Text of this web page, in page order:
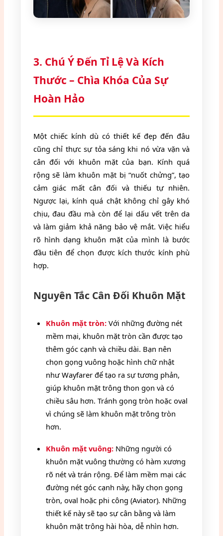
3. Chú Ý Đến Tỉ Lệ Và Kích
Thước – Chìa Khóa Của Sự
Hoàn Hảo
Một chiếc kính dù có thiết kế đẹp đến đâu
cũng chỉ thực sự tỏa sáng khi nó vừa vặn và
cân đối với khuôn mặt của bạn. Kính quá
rộng sẽ làm khuôn mặt bị “nuốt chửng”, tạo
cảm giác mất cân đối và thiếu tự nhiên.
Ngược lại, kính quá chật không chỉ gây khó
chịu, đau đầu mà còn để lại dấu vết trên da
và làm giảm khả năng bảo vệ mắt. Việc hiểu
rõ hình dạng khuôn mặt của mình là bước
đầu tiên để chọn được kích thước kính phù
hợp.
Nguyên Tắc Cân Đối Khuôn Mặt
Khuôn mặt tròn:Với những đường nét
mềm mại, khuôn mặt tròn cần được tạo
thêm góc cạnh và chiều dài. Bạn nên
chọn gọng vuông hoặc hình chữ nhật
như Wayfarer để tạo ra sự tương phản,
giúp khuôn mặt trông thon gọn và có
chiều sâu hơn. Tránh gọng tròn hoặc oval
vì chúng sẽ làm khuôn mặt trông tròn
hơn.
Khuôn mặt vuông:Những người có
khuôn mặt vuông thường có hàm xương
rõ nét và trán rộng. Để làm mềm mại các
đường nét góc cạnh này, hãy chọn gọng
tròn, oval hoặc phi công (Aviator). Những
thiết kế này sẽ tạo sự cân bằng và làm
khuôn mặt trông hài hòa, dễ nhìn hơn.